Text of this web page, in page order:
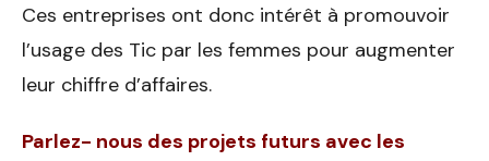
Ces entreprises ont donc intérêt à promouvoir
l’usage des Tic par les femmes pour augmenter
leur chiffre d’affaires.
Parlez- nous des projets futurs avec les